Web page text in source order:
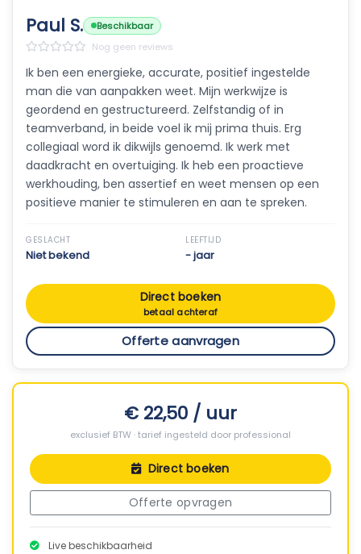
Paul S.
Beschikbaar
Nog geen reviews
Ik ben een energieke, accurate, positief ingestelde
man die van aanpakken weet. Mijn werkwijze is
geordend en gestructureerd. Zelfstandig of in
teamverband, in beide voel ik mij prima thuis. Erg
collegiaal word ik dikwijls genoemd. Ik werk met
daadkracht en overtuiging. Ik heb een proactieve
werkhouding, ben assertief en weet mensen op een
positieve manier te stimuleren en aan te spreken.
GESLACHT
Niet bekend
LEEFTIJD
- jaar
Direct boeken
betaal achteraf
Offerte aanvragen
€ 22,50 / uur
exclusief BTW · tarief ingesteld door professional
Direct boeken
Offerte opvragen
Live beschikbaarheid